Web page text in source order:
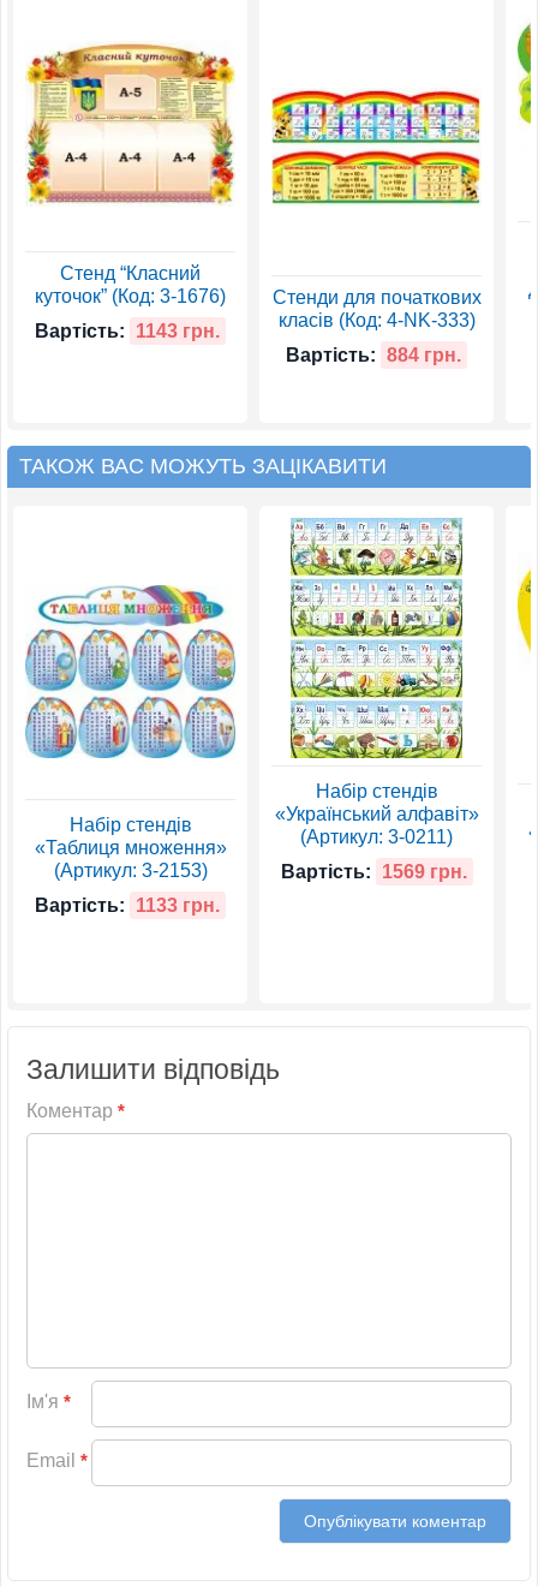
Стенд “Класний
куточок” (Код: 3-1676)
Вартість:
1143 грн.
Стенди для початкових
класів (Код: 4-NK-333)
Вартість: 884 грн.
ТАКОЖ ВАС МОЖУТЬ ЗАЦІКАВИТИ
Набір стендів
«Таблиця множення»
(Артикул: 3-2153)
Вартість:
1133 грн.
Набір стендів
«Український алфавіт»
(Артикул: 3-0211)
Вартість:
1569 грн.
Залишити відповідь
Коментар *
Ім'я *
Email *